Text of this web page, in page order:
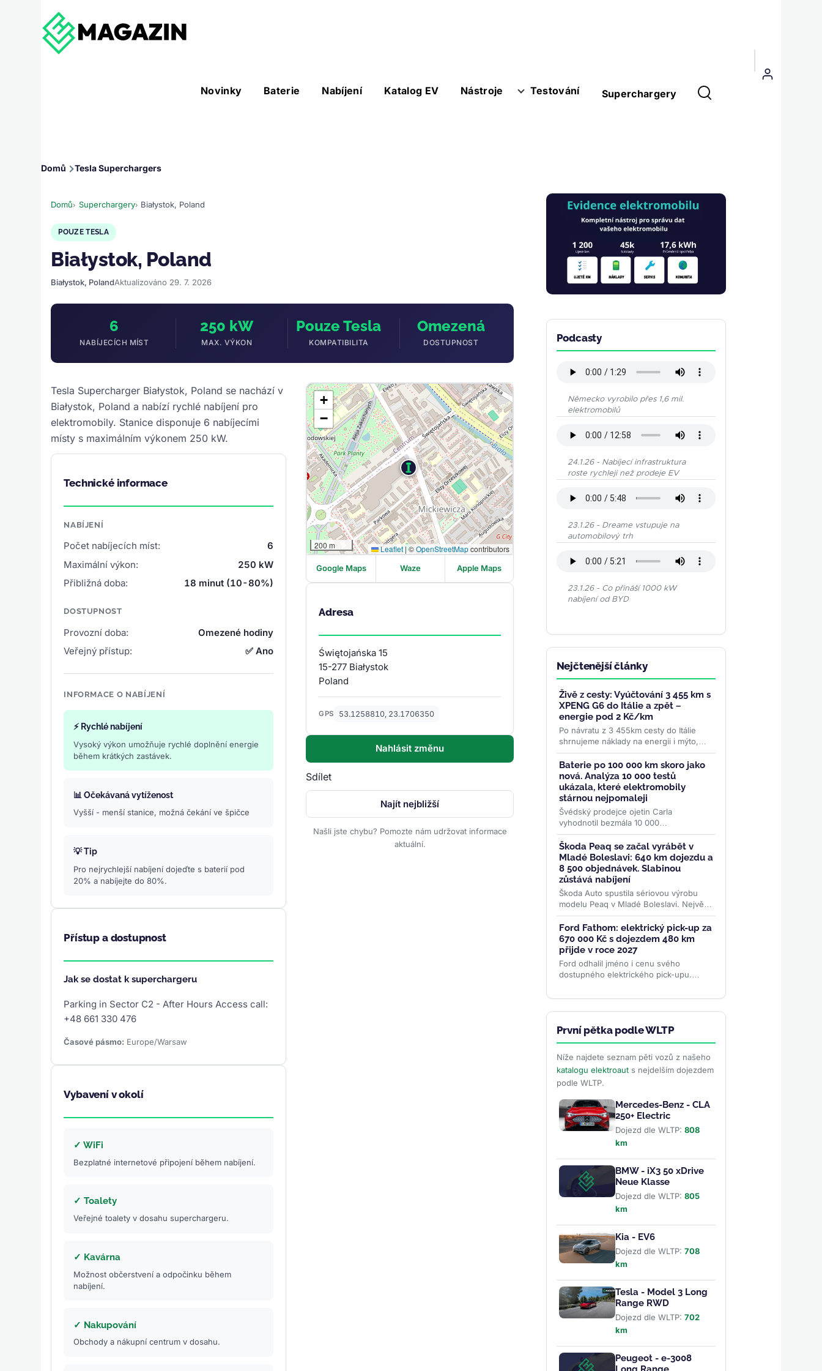
Hlavní
Novinky Baterie Nabíjení Katalog EV Nástroje
Nástroje sub-navigation Testování Superchargery
Menu
uživatelského
Drobečková
navigace
Domů Tesla Superchargers
Domů Superchargery Białystok, Poland
POUZE TESLA
Białystok, Poland
Białystok, PolandAktualizováno 29. 7. 2026
6
NABÍJECÍCH MÍST
250 kW
MAX. VÝKON
Pouze Tesla
KOMPATIBILITA
Omezená
DOSTUPNOST
Tesla Supercharger Białystok, Poland se nachází v
Białystok, Poland a nabízí rychlé nabíjení pro
elektromobily. Stanice disponuje 6 nabíjecími
místy s maximálním výkonem 250 kW.
Technické informace
NABÍJENÍ
Počet nabíjecích míst:
6
Maximální výkon:
250 kW
Přibližná doba:
18 minut (10-80%)
DOSTUPNOST
Provozní doba:
Omezené hodiny
Veřejný přístup:
✅ Ano
INFORMACE O NABÍJENÍ
⚡ Rychlé nabíjení
Vysoký výkon umožňuje rychlé doplnění energie
během krátkých zastávek.
📊 Očekávaná vytíženost
Vyšší - menší stanice, možná čekání ve špičce
💡 Tip
Pro nejrychlejší nabíjení dojeďte s baterií pod
20% a nabíjejte do 80%.
Přístup a dostupnost
Jak se dostat k superchargeru
Parking in Sector C2 - After Hours Access call:
+48 661 330 476
Časové pásmo: Europe/Warsaw
Vybavení v okolí
✓ WiFi
Bezplatné internetové připojení během nabíjení.
✓ Toalety
Veřejné toalety v dosahu superchargeru.
✓ Kavárna
Možnost občerstvení a odpočinku během
nabíjení.
✓ Nakupování
Obchody a nákupní centrum v dosahu.
+
−
200 m Leaflet |©OpenStreetMapcontributors
Google Maps Waze Apple Maps
Adresa
Świętojańska 15
15-277 Białystok
Poland
GPS 53.1258810, 23.1706350
Nahlásit změnu
Sdílet
Najít nejbližší
Našli jste chybu? Pomozte nám udržovat informace
aktuální.
Obrázek
Podcasty
Německo vyrobilo přes 1,6 mil.
elektromobilů
24.1.26 - Nabíjecí infrastruktura
roste rychleji než prodeje EV
23.1.26 - Dreame vstupuje na
automobilový trh
23.1.26 - Co přináší 1000 kW
nabíjení od BYD
Nejčtenější články
Živě z cesty: Vyúčtování 3 455 km s
XPENG G6 do Itálie a zpět –
energie pod 2 Kč/km
Po návratu z 3 455km cesty do Itálie
shrnujeme náklady na energii i mýto,
spotřebu 19 kWh/100 km a proč to bylo
naše nejpohodlnější auto na...>>
Baterie po 100 000 km skoro jako
nová. Analýza 10 000 testů
ukázala, které elektromobily
stárnou nejpomaleji
Švédský prodejce ojetin Carla
vyhodnotil bezmála 10 000
diagnostických testů baterií. Nejlepší
elektromobily si po 100 000 km drží
přes...>>
Škoda Peaq se začal vyrábět v
Mladé Boleslavi: 640 km dojezdu a
8 500 objednávek. Slabinou
zůstává nabíjení
Škoda Auto spustila sériovou výrobu
modelu Peaq v Mladé Boleslavi. Největší
elektromobil značky se montuje na
stejné lince jako Enyaq a...>>
Ford Fathom: elektrický pick-up za
670 000 Kč s dojezdem 480 km
přijde v roce 2027
Ford odhalil jméno i cenu svého
dostupného elektrického pick-upu.
(~670 000 Kč), nabídne cílový dojezd...
První pětka podle WLTP
Níže najdete seznam pěti vozů z našeho
katalogu elektroauts nejdelším dojezdem
podle WLTP.
Mercedes-Benz - CLA
250+ Electric
Dojezd dle WLTP: 808
km
BMW - iX3 50 xDrive
Neue Klasse
Dojezd dle WLTP: 805
km
Kia - EV6
Dojezd dle WLTP: 708
km
Tesla - Model 3 Long
Range RWD
Dojezd dle WLTP: 702
km
Peugeot - e-3008